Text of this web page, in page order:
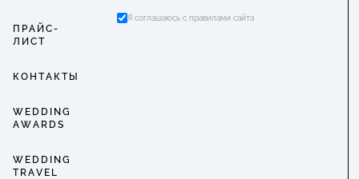
ПРАЙС-
ЛИСТ
КОНТАКТЫ
WEDDING
AWARDS
WEDDING
TRAVEL
Я соглашаюсь с правилами сайта